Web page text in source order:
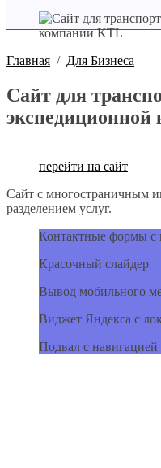
Главная / Для Бизнеса
Сайт для
перейти на сайт
Сайт с многостраничным
разделением услуг.
Контактные формы с
Красочный слайдер
Вывод мобильного
Виджет Яндекса с
Подвал с